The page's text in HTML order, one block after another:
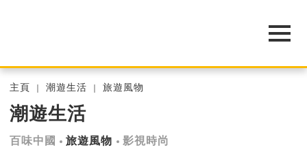
主頁 潮遊生活 旅遊風物
潮遊生活
百味中國 旅遊風物 影視時尚